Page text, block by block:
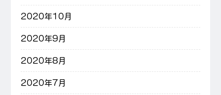
2020年10月
2020年9月
2020年8月
2020年7月